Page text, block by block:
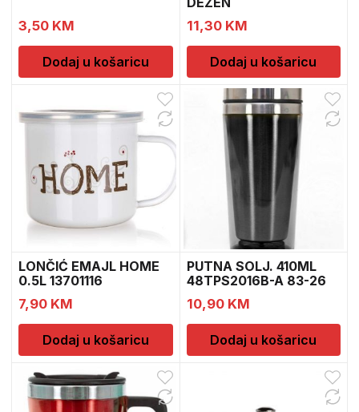
3,50 KM
Dodaj u košaricu
11,30 KM
Dodaj u košaricu
LONČIĆ EMAJL HOME
0.5L 13701116
7,90 KM
Dodaj u košaricu
PUTNA SOLJ. 410ML
48TPS2016B-A 83-26
10,90 KM
Dodaj u košaricu